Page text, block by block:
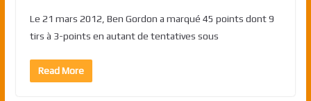
Le 21 mars 2012, Ben Gordon a marqué 45 points dont 9
tirs à 3-points en autant de tentatives sous
Read More